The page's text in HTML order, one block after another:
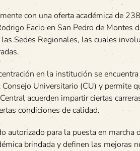
con una oferta académica de
Facio en San Pedro de Montes
Sedes Regionales, las cuales
en la institución se
Universitario (CU) y permite
acuerden impartir ciertas
condiciones de calidad.
autorizado para la puesta en
brindada y definen las mejoras